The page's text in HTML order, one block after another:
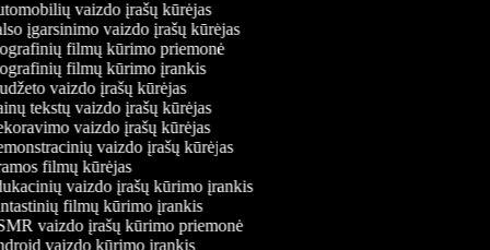
vaizdo įrašų kūrėjas
įgarsinimo vaizdo įrašų kūrėjas
filmų kūrimo priemonė
filmų kūrimo įrankis
vaizdo įrašų kūrėjas
tekstų vaizdo įrašų kūrėjas
vaizdo įrašų kūrėjas
vaizdo įrašų kūrėjas
filmų kūrėjas
vaizdo įrašų kūrimo įrankis
filmų kūrimo įrankis
vaizdo įrašų kūrimo priemonė
vaizdo kūrimo įrankis